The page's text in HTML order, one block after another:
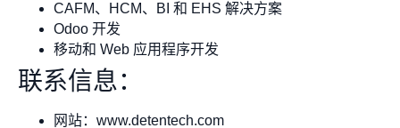
CAFM、HCM、BI 和 EHS 解决方案
Odoo 开发
移动和 Web 应用程序开发
联系信息：
网站：www.detentech.com